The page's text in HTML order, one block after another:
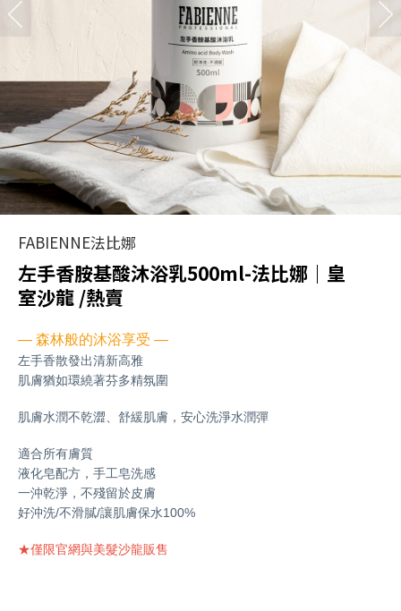
FABIENNE法比娜
左手香胺基酸沐浴乳500ml-法比娜｜皇
室沙龍 /熱賣
— 森林般的沐浴享受 —
左手香散發出清新高雅
肌膚猶如環繞著芬多精氛圍
肌膚水潤不乾澀、舒緩肌膚，安心洗淨水潤彈
適合所有膚質
液化皂配方，手工皂洗感
一沖乾淨，不殘留於皮膚
好沖洗/不滑膩/讓肌膚保水100%
★僅限官網與美髮沙龍販售